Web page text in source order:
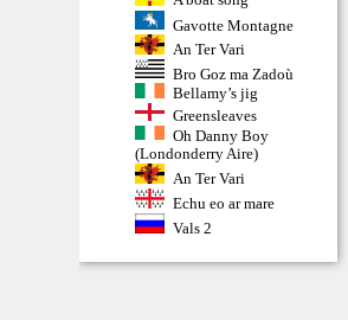
Gavotte Montagne
An Ter Vari
Bro Goz ma Zadoù
Bellamy’s jig
Greensleaves
Oh Danny Boy
(Londonderry Aire)
An Ter Vari
Echu eo ar mare
Vals 2